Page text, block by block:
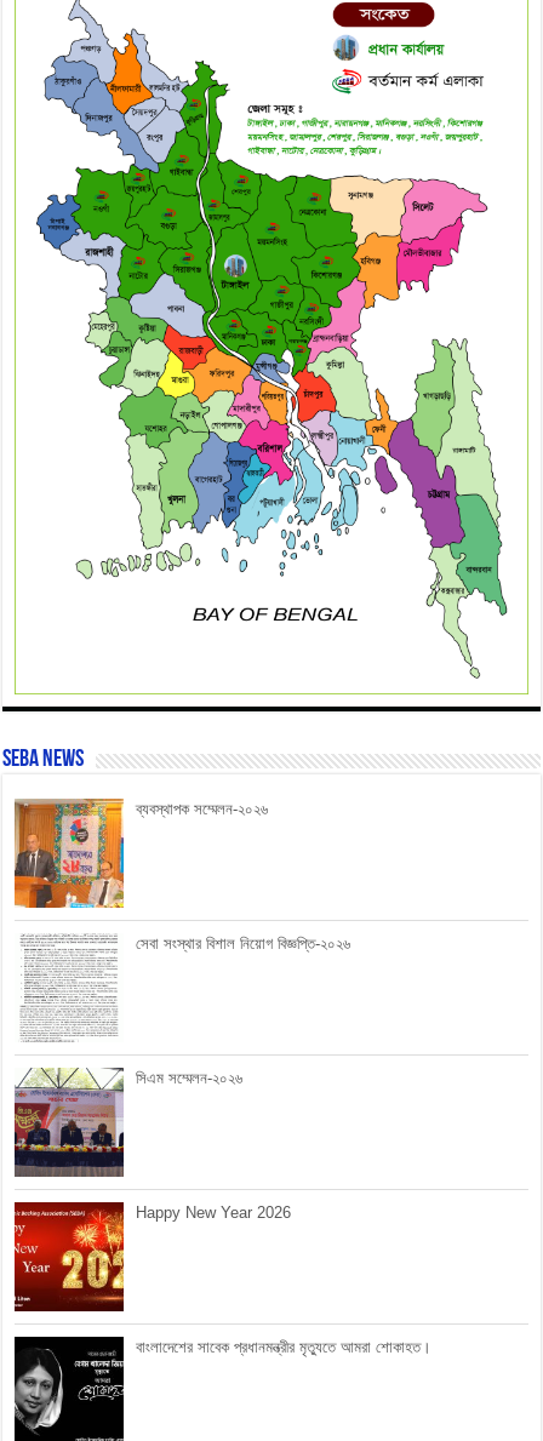
SEBA News
ব্যবস্থাপক সম্মেলন-২০২৬
সেবা সংস্থার বিশাল নিয়োগ বিজ্ঞপ্তি-২০২৬
সিএম সম্মেলন-২০২৬
Happy New Year 2026
বাংলাদেশের সাবেক প্রধানমন্ত্রীর মৃত্যুতে আমরা শোকাহত।